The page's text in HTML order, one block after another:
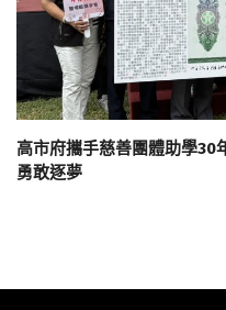
高市府攜手慈善團體助學
勇敢逐夢